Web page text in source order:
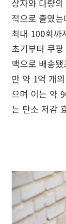
상자와 다량
적으로 줄였
최대 100회까
초기부터 쿠
백으로 배송
만 약 1억 개
으며 이는 약
는 탄소 저감